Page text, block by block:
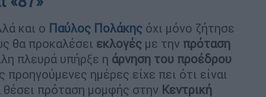
και ο Παύλος Πολάκης όχι μόνο ζήτησε
θα προκαλέσει εκλογές με την πρόταση
πλευρά υπήρξε η άρνηση του προέδρου
προηγούμενες ημέρες είχε πει ότι είναι
θέσει πρόταση μομφής στην Κεντρική